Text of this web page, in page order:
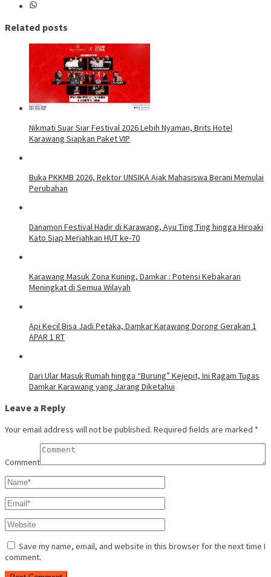
Related posts
Nikmati Suar Siar Festival 2026 Lebih Nyaman, Brits Hotel
Karawang Siapkan Paket VIP
Buka PKKMB 2026, Rektor UNSIKA Ajak Mahasiswa Berani Memulai
Perubahan
Danamon Festival Hadir di Karawang, Ayu Ting Ting hingga Hiroaki
Kato Siap Meriahkan HUT ke-70
Karawang Masuk Zona Kuning, Damkar : Potensi Kebakaran
Meningkat di Semua Wilayah
Api Kecil Bisa Jadi Petaka, Damkar Karawang Dorong Gerakan 1
APAR 1 RT
Dari Ular Masuk Rumah hingga “Burung” Kejepit, Ini Ragam Tugas
Damkar Karawang yang Jarang Diketahui
Leave a Reply
Your email address will not be published. Required fields are marked *
Comment
Save my name, email, and website in this browser for the next time I
comment.